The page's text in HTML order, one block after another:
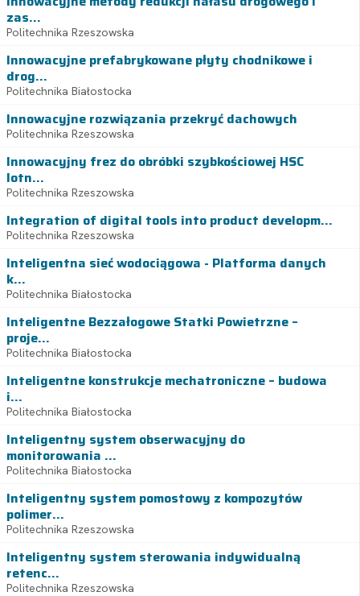
zas...
Politechnika Rzeszowska
Innowacyjne prefabrykowane płyty chodnikowe i
drog...
Politechnika Białostocka
Innowacyjne rozwiązania przekryć dachowych
Politechnika Rzeszowska
Innowacyjny frez do obróbki szybkościowej HSC
lotn...
Politechnika Rzeszowska
Integration of digital tools into product developm...
Politechnika Rzeszowska
Inteligentna sieć wodociągowa - Platforma danych
k...
Politechnika Białostocka
Inteligentne Bezzałogowe Statki Powietrzne –
proje...
Politechnika Białostocka
Inteligentne konstrukcje mechatroniczne – budowa
i...
Politechnika Białostocka
Inteligentny system obserwacyjny do
monitorowania ...
Politechnika Białostocka
Inteligentny system pomostowy z kompozytów
polimer...
Politechnika Rzeszowska
Inteligentny system sterowania indywidualną
retenc...
Politechnika Rzeszowska